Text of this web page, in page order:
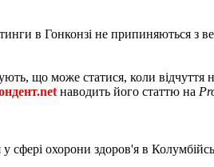
в Гонконзі не припиняються з
що може статися, коли відчуття
наводить його статтю на
охорони здоров'я в